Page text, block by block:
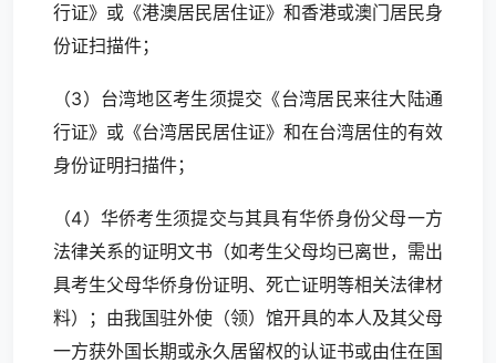
行证》或《港澳居民居住证》和香港或澳门居民身
份证扫描件；
（3）台湾地区考生须提交《台湾居民来往大陆通
行证》或《台湾居民居住证》和在台湾居住的有效
身份证明扫描件；
（4）华侨考生须提交与其具有华侨身份父母一方
法律关系的证明文书（如考生父母均已离世，需出
具考生父母华侨身份证明、死亡证明等相关法律材
料）；由我国驻外使（领）馆开具的本人及其父母
一方获外国长期或永久居留权的认证书或由住在国